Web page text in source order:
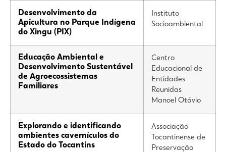
Desenvolvimento da
Apicultura no Parque Indígena
do Xingu (PIX)
Instituto
Socioambiental
Educação Ambiental e
Desenvolvimento Sustentável
de Agroecossistemas
Familiares
Centro
Educacional de
Entidades
Reunidas
Manoel Otávio
Explorando e identificando
ambientes cavernículos do
Estado do Tocantins
Associação
Tocantinense de
Preservação